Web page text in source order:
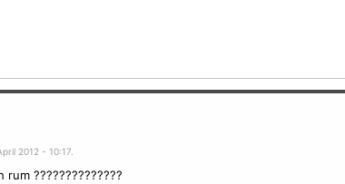
2012 - 10:17.
??????????????